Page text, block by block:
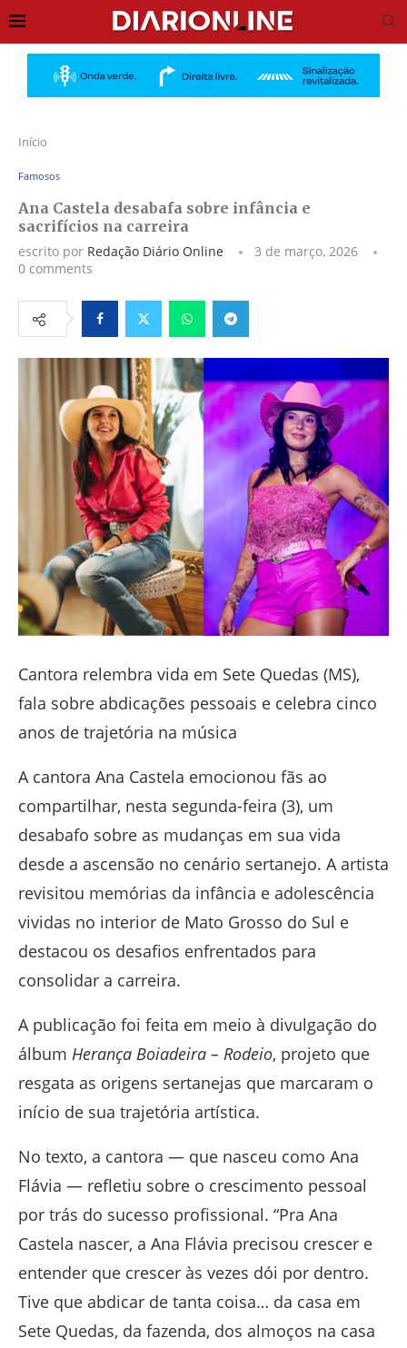
Início
Famosos
Ana Castela desabafa sobre infância e
sacrifícios na carreira
escrito por Redação Diário Online
3 de março, 2026
0 comments
FacebookTwitter WhatsappTelegram
Cantora relembra vida em Sete Quedas (MS),
fala sobre abdicações pessoais e celebra cinco
anos de trajetória na música
A cantora Ana Castela emocionou fãs ao
compartilhar, nesta segunda-feira (3), um
desabafo sobre as mudanças em sua vida
desde a ascensão no cenário sertanejo. A artista
revisitou memórias da infância e adolescência
vividas no interior de Mato Grosso do Sul e
destacou os desafios enfrentados para
consolidar a carreira.
A publicação foi feita em meio à divulgação do
álbum Herança Boiadeira – Rodeio, projeto que
resgata as origens sertanejas que marcaram o
início de sua trajetória artística.
No texto, a cantora — que nasceu como Ana
Flávia — refletiu sobre o crescimento pessoal
por trás do sucesso profissional. “Pra Ana
Castela nascer, a Ana Flávia precisou crescer e
entender que crescer às vezes dói por dentro.
Tive que abdicar de tanta coisa… da casa em
Sete Quedas, da fazenda, dos almoços na casa